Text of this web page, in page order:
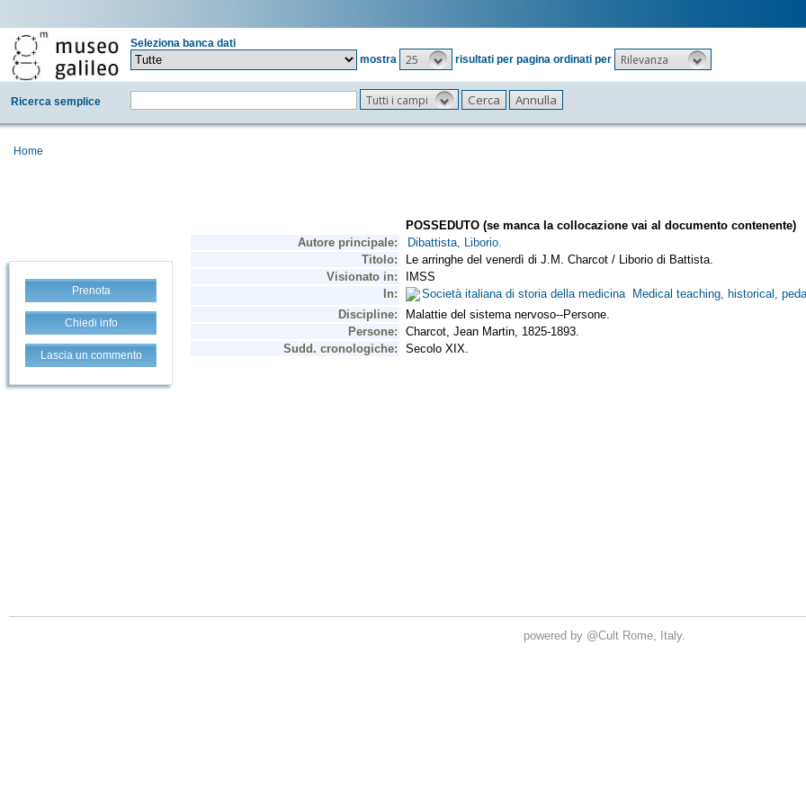
Seleziona banca dati
mostra
25 risultati per pagina ordinati per Rilevanza
Ricerca semplice Tutti i campi
Home
Prenota
Chiedi info
Lascia un commento
powered by @Cult Rome, Italy.